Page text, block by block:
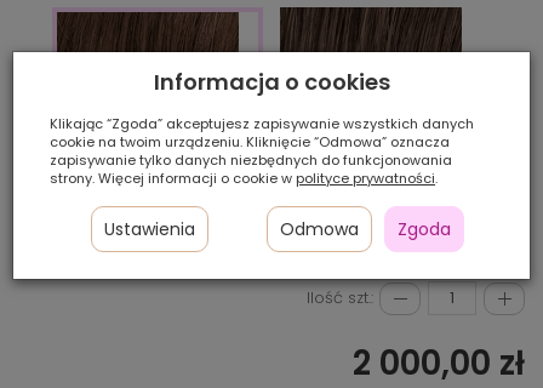
coffee/mix
Ilość szt.:
2 000,00 zł
Informacja o cookies
Klikając “Zgoda” akceptujesz zapisywanie wszystkich danych
cookie na twoim urządzeniu. Kliknięcie “Odmowa” oznacza
zapisywanie tylko danych niezbędnych do funkcjonowania
strony. Więcej informacji o cookie w polityce prywatności.
Ustawienia Odmowa Zgoda